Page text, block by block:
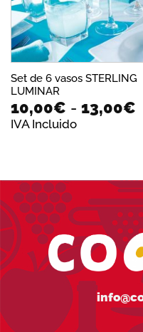
Set de 6 vasos STERLING
LUMINAR
10,00€ - 13,00€
IVA Incluido